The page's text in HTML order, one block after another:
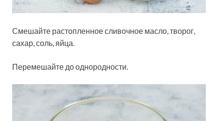
Смешайте растопленное сливочное масло, творог,
сахар, соль, яйца.
Перемешайте до однородности.